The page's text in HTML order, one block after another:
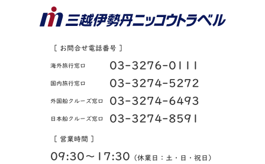
［ お問合せ電話番号 ］
海外旅行窓口 03-3276-0111
国内旅行窓口 03-3274-5272
外国船クルーズ窓口 03-3274-6493
日本船クルーズ窓口 03-3274-8591
［ 営業時間 ］
09:30〜17:30 （休業日：土・日・祝日）